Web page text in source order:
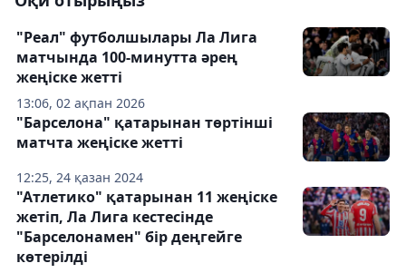
13:06, 02 ақпан 2026
"Реал" футболшылары Ла Лига
матчында 100-минутта әрең
жеңіске жетті
12:25, 24 қазан 2024
"Барселона" қатарынан төртінші
матчта жеңіске жетті
"Атлетико" қатарынан 11 жеңіске
жетіп, Ла Лига кестесінде
"Барселонамен" бір деңгейге
көтерілді